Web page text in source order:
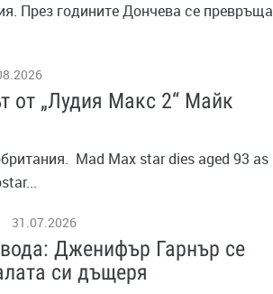
През годините Дончева се превръща
от „Лудия Макс 2“ Майк
Mad Max star dies aged 93 as
31.07.2026
Дженифър Гарнър се
си дъщеря